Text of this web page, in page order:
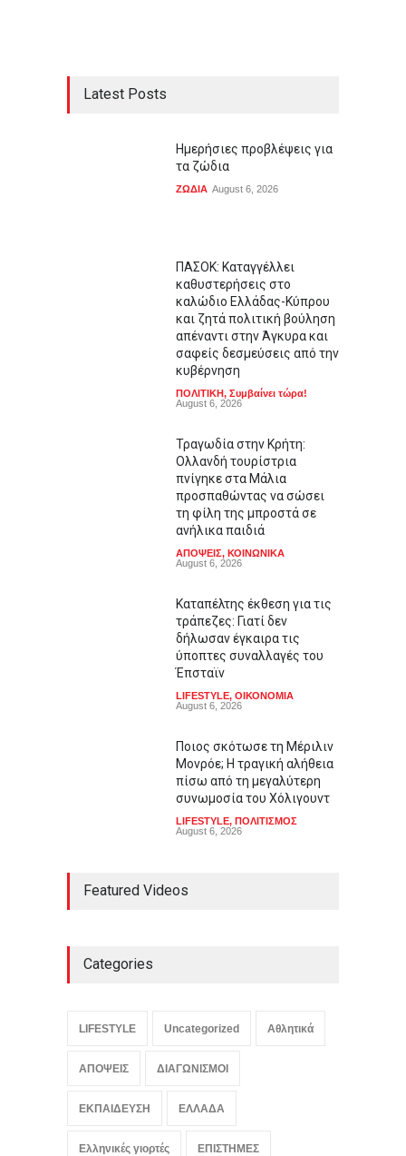
Latest Posts
Ημερήσιες προβλέψεις για
τα ζώδια
ΖΩΔΙΑ August 6, 2026
ΠΑΣΟΚ: Καταγγέλλει
καθυστερήσεις στο
καλώδιο Ελλάδας-Κύπρου
και ζητά πολιτική βούληση
απέναντι στην Άγκυρα και
σαφείς δεσμεύσεις από την
κυβέρνηση
ΠΟΛΙΤΙΚΗ, Συμβαίνει τώρα!
August 6, 2026
Τραγωδία στην Κρήτη:
Ολλανδή τουρίστρια
πνίγηκε στα Μάλια
προσπαθώντας να σώσει
τη φίλη της μπροστά σε
ανήλικα παιδιά
ΑΠΟΨΕΙΣ, ΚΟΙΝΩΝΙΚΑ
August 6, 2026
Καταπέλτης έκθεση για τις
τράπεζες: Γιατί δεν
δήλωσαν έγκαιρα τις
ύποπτες συναλλαγές του
Έπσταϊν
LIFESTYLE, ΟΙΚΟΝΟΜΙΑ
August 6, 2026
Ποιος σκότωσε τη Μέριλιν
Μονρόε; Η τραγική αλήθεια
πίσω από τη μεγαλύτερη
συνωμοσία του Χόλιγουντ
LIFESTYLE, ΠΟΛΙΤΙΣΜΟΣ
August 6, 2026
Featured Videos
Categories
LIFESTYLE Uncategorized Αθλητικά
ΑΠΟΨΕΙΣ ΔΙΑΓΩΝΙΣΜΟΙ
ΕΚΠΑΙΔΕΥΣΗ ΕΛΛΑΔΑ
Ελληνικές γιορτές ΕΠΙΣΤΗΜΕΣ